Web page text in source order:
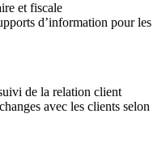
et fiscale
d’information pour les
de la relation client
avec les clients selon